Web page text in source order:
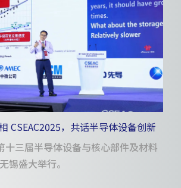
CSEAC2025，共话半导体设备创新
十三届半导体设备与核心部件及材料
锡盛大举行。